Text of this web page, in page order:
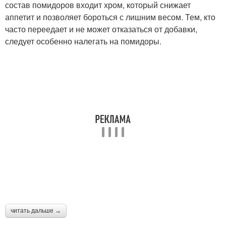
состав помидоров входит хром, который снижает
аппетит и позволяет бороться с лишним весом. Тем, кто
часто переедает и не может отказаться от добавки,
следует особенно налегать на помидоры.
читать дальше →